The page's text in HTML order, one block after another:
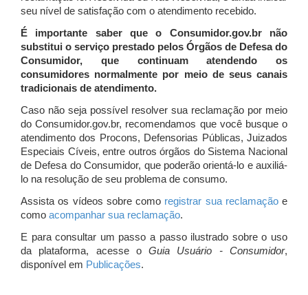
seu nível de satisfação com o atendimento recebido.
É importante saber que o Consumidor.gov.br não
substitui o serviço prestado pelos Órgãos de Defesa do
Consumidor, que continuam atendendo os
consumidores normalmente por meio de seus canais
tradicionais de atendimento.
Caso não seja possível resolver sua reclamação por meio
do Consumidor.gov.br, recomendamos que você busque o
atendimento dos Procons, Defensorias Públicas, Juizados
Especiais Cíveis, entre outros órgãos do Sistema Nacional
de Defesa do Consumidor, que poderão orientá-lo e auxiliá-
lo na resolução de seu problema de consumo.
Assista os vídeos sobre como registrar sua reclamaçãoe
como acompanhar sua reclamação.
E para consultar um passo a passo ilustrado sobre o uso
da plataforma, acesse oGuia Usuário - Consumidor,
disponível em Publicações.